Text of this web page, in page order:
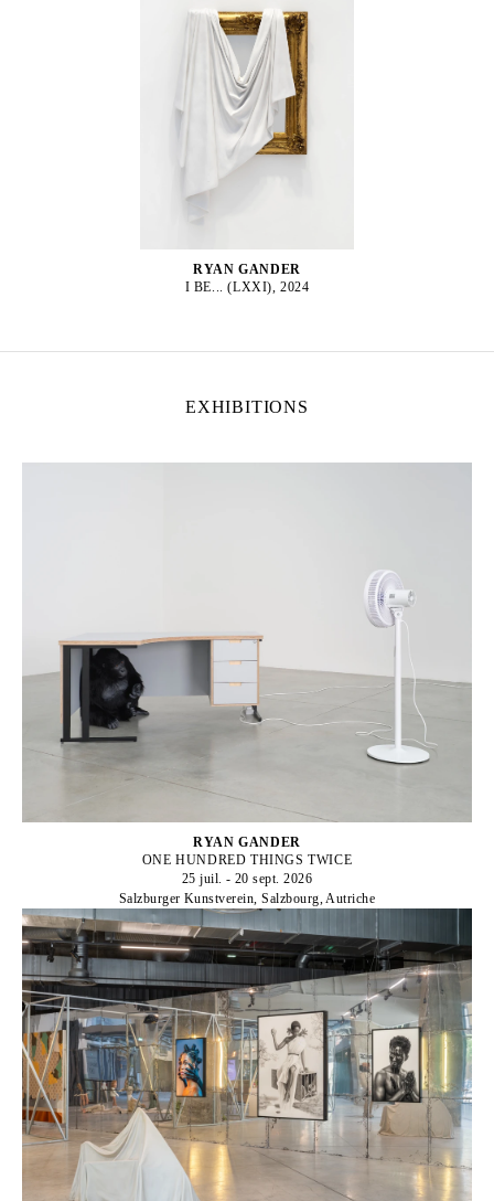
RYAN GANDER
I BE... (LXXI), 2024
EXHIBITIONS
RYAN GANDER
ONE HUNDRED THINGS TWICE
25 juil. - 20 sept. 2026
Salzburger Kunstverein, Salzbourg, Autriche